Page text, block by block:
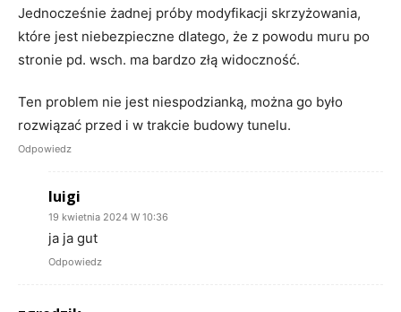
Jednocześnie żadnej próby modyfikacji skrzyżowania,
które jest niebezpieczne dlatego, że z powodu muru po
stronie pd. wsch. ma bardzo złą widoczność.
Ten problem nie jest niespodzianką, można go było
rozwiązać przed i w trakcie budowy tunelu.
Odpowiedz
luigi
19 kwietnia 2024 W 10:36
ja ja gut
Odpowiedz